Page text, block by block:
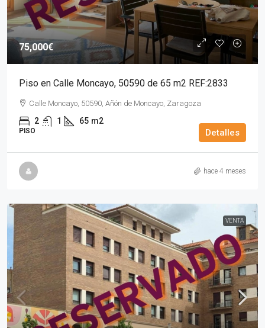
75,000€
Piso en Calle Moncayo, 50590 de 65 m2 REF:2833
Calle Moncayo, 50590, Añón de Moncayo, Zaragoza
2 1 65 m2
PISO Detalles
hace 4 meses
VENTA